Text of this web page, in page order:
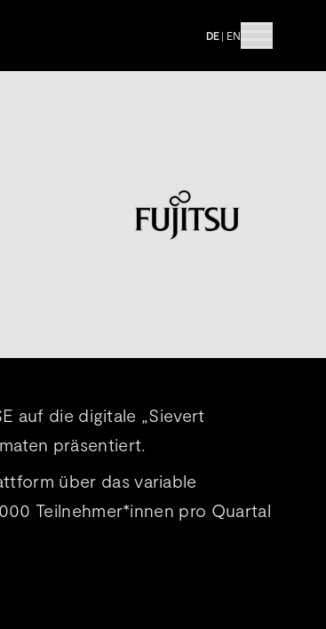
DE | EN
auf die digitale „Sievert
präsentiert.
über das variable
Teilnehmer*innen pro Quartal